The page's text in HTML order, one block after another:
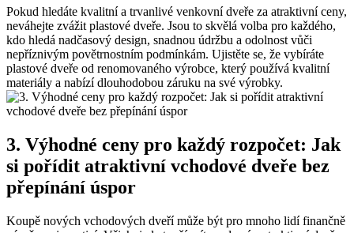
Pokud hledáte kvalitní a trvanlivé venkovní dveře za atraktivní ceny,
neváhejte zvážit plastové dveře. Jsou to skvělá volba pro každého,
kdo hledá nadčasový design, snadnou údržbu a odolnost vůči
nepříznivým povětrnostním podmínkám. Ujistěte se, že vybíráte
plastové dveře od renomovaného výrobce, který používá kvalitní
materiály a nabízí dlouhodobou záruku na své výrobky.
3. Výhodné ceny pro každý rozpočet: Jak
si pořídit atraktivní vchodové dveře bez
přepínání úspor
Koupě nových vchodových dveří může být pro mnoho lidí finančně